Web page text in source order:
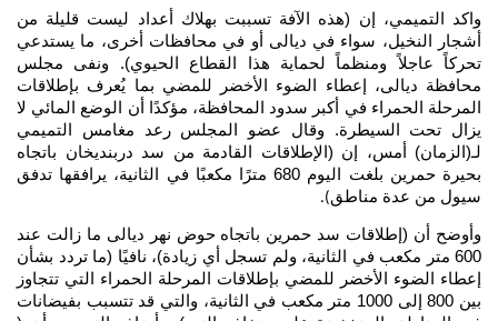
واكد التميمي، إن (هذه الآفة تسببت بهلاك أعداد ليست قليلة من
أشجار النخيل، سواء في ديالى أو في محافظات أخرى، ما يستدعي
تحركاً عاجلاً ومنظماً لحماية هذا القطاع الحيوي). ونفى مجلس
محافظة ديالى، إعطاء الضوء الأخضر للمضي بما يُعرف بإطلاقات
المرحلة الحمراء في أكبر سدود المحافظة، مؤكدًا أن الوضع المائي لا
يزال تحت السيطرة. وقال عضو المجلس رعد مغامس التميمي
لـ(الزمان) أمس، إن (الإطلاقات القادمة من سد دربنديخان باتجاه
بحيرة حمرين بلغت اليوم 680 مترًا مكعبًا في الثانية، يرافقها تدفق
سيول من عدة مناطق).
وأوضح أن (إطلاقات سد حمرين باتجاه حوض نهر ديالى ما زالت عند
600 متر مكعب في الثانية، ولم تسجل أي زيادة)، نافيًا (ما تردد بشأن
إعطاء الضوء الأخضر للمضي بإطلاقات المرحلة الحمراء التي تتجاوز
بين 800 إلى 1000 متر مكعب في الثانية، والتي قد تتسبب بفيضانات